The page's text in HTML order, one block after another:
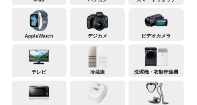
AppleWatch デジカメ ビデオカメラ
テレビ 冷蔵庫 洗濯機・衣類乾燥機